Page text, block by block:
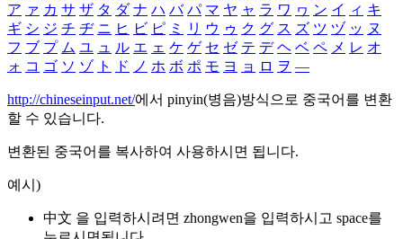
ア ァ カ サ ザ タ ダ ナ ハ バ パ マ ヤ ャ ラ ワ ヮ ン イ ィ キ
ギ シ ジ チ ヂ ニ ヒ ビ ピ ミ リ ウ ゥ ク グ ス ズ ツ ヅ ッ ヌ
フ ブ プ ム ユ ュ ル エ ェ ケ ゲ セ ゼ テ デ ヘ ベ ペ メ レ オ
ォ コ ゴ ソ ゾ ト ド ノ ホ ボ ポ モ ヨ ョ ロ ヲ ―
http://chineseinput.net/에서 pinyin(병음)방식으로 중국어를 변환
할 수 있습니다.
변환된 중국어를 복사하여 사용하시면 됩니다.
예시)
中文 을 입력하시려면 zhongwen을 입력하시고 space를